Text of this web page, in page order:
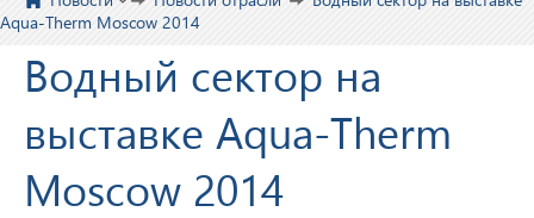
Aqua-Therm Moscow 2014
Водный сектор на
выставке Aqua-Therm
Moscow 2014